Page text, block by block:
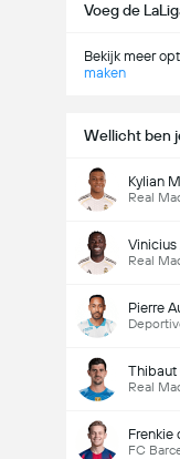
Voeg de
Bekijk meer
maken
Wellicht ben
Kylian
Real
Vinicius
Real
Pierre
Thibaut
Real
Frenkie
FC
-